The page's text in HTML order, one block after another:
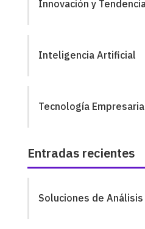
Innovación y
Inteligencia Artificial
Tecnología
Entradas recientes
Soluciones de